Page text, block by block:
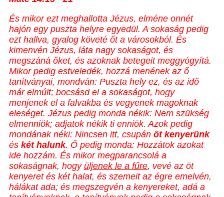
És mikor ezt meghallotta Jézus, elméne onnét
hajón egy puszta helyre egyedül. A sokaság pedig
ezt hallva, gyalog követé őt a városokból. És
kimenvén Jézus, láta nagy sokaságot, és
megszáná őket, és azoknak betegeit meggyógyítá.
Mikor pedig estveledék, hozzá menének az ő
tanítványai, mondván: Puszta hely ez, és az idő
már elmúlt; bocsásd el a sokaságot, hogy
menjenek el a falvakba és vegyenek magoknak
eleséget. Jézus pedig monda nékik: Nem szükség
elmenniök; adjatok nékik ti enniök. Azok pedig
mondának néki: Nincsen itt, csupán öt kenyerünk
és két halunk. Ő pedig monda: Hozzátok azokat
ide hozzám. És mikor megparancsolá a
sokaságnak, hogy üljenek le a fűre, vevé az öt
kenyeret és két halat, és szemeit az égre emelvén,
hálákat ada; és megszegvén a kenyereket, adá a